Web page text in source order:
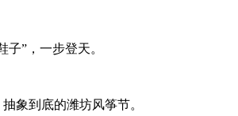
子”，一步登天。
象到底的潍坊风筝节。